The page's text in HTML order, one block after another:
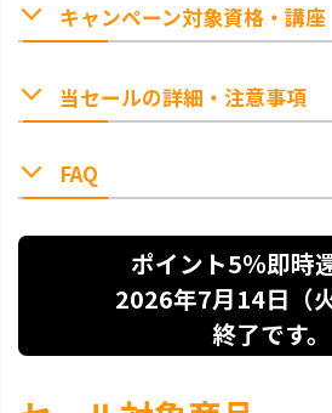
キャンペーン対象資格・講座
当セールの詳細・注意事項
FAQ
ポイント5％即時
2026年7月14日（
終了です。